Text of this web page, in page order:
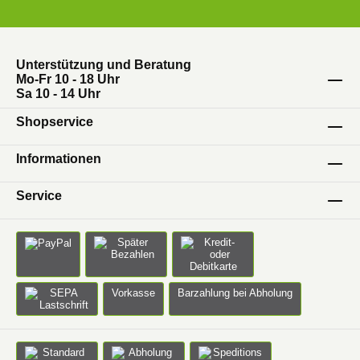
wohltuendes Raumklima.Anwendungen:
Haushalt: – zur Reinigung (alle Oberflächen wie
Polster, Teppiche, Metall, Fenster) Anwendung:
20 – 50 ml in 10 L Wasser – zur Harmonisierung
L Wasser versprühen – zur Geruchs- und
Essensgerüche, Kanalgeruch)
ml/kg Farbe (1 bis 3 g Keramikpulver / Liter
Farbe und 100 ml Wolke 7 /10 L Farbe
unterstützen ein behagliches Wohnraumklima)
im Schlafräumen die Dosierung des
Keramikpulvers nicht überschreiten Wellness:
mit grüner Tonerde und Olivenöl anrühren. –
Unterstützung und Beratung
Mo-Fr 10 - 18 Uhr
Sa 10 - 14 Uhr
Shopservice
Informationen
Service
Vorkasse Barzahlung bei Abholung